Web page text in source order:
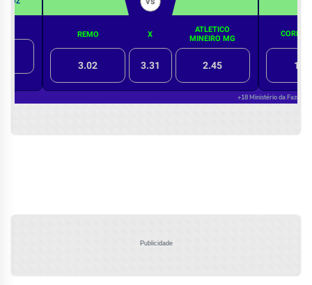
Publicidade